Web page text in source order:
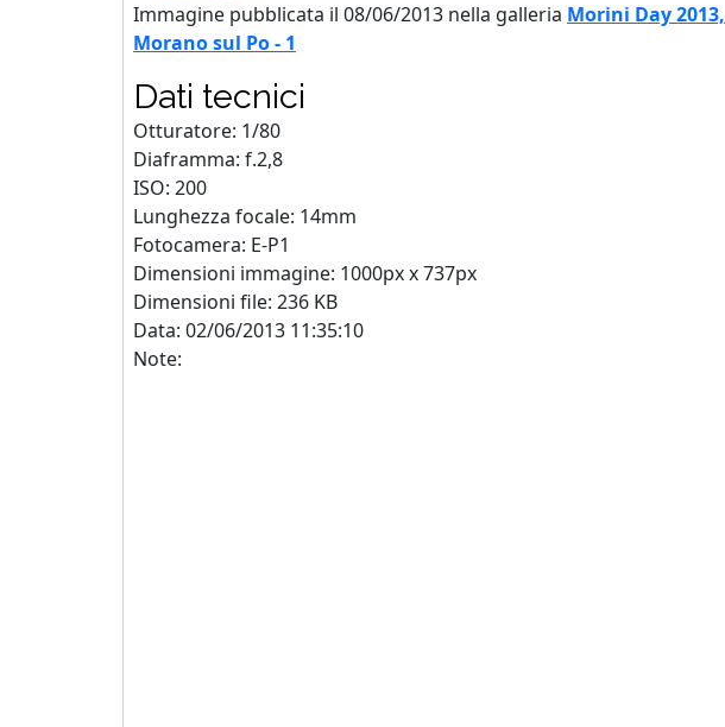
Immagine pubblicata il 08/06/2013 nella galleria Morini Day 2013,
Morano sul Po - 1
Dati tecnici
Otturatore: 1/80
Diaframma: f.2,8
ISO: 200
Lunghezza focale: 14mm
Fotocamera: E-P1
Dimensioni immagine: 1000px x 737px
Dimensioni file: 236 KB
Data: 02/06/2013 11:35:10
Note: